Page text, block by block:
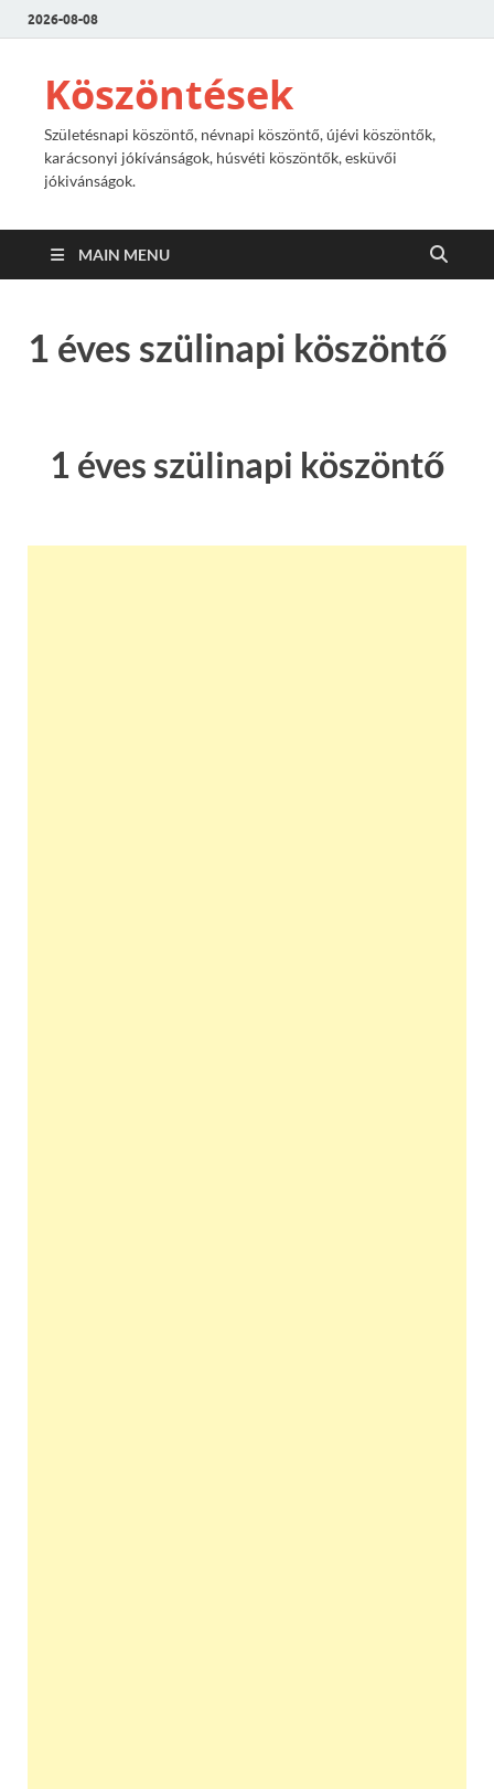
2026-08-08
Köszöntések
Születésnapi köszöntő, névnapi köszöntő, újévi köszöntők,
karácsonyi jókívánságok, húsvéti köszöntők, esküvői
jókivánságok.
MAIN MENU
1 éves szülinapi köszöntő
1 éves szülinapi köszöntő